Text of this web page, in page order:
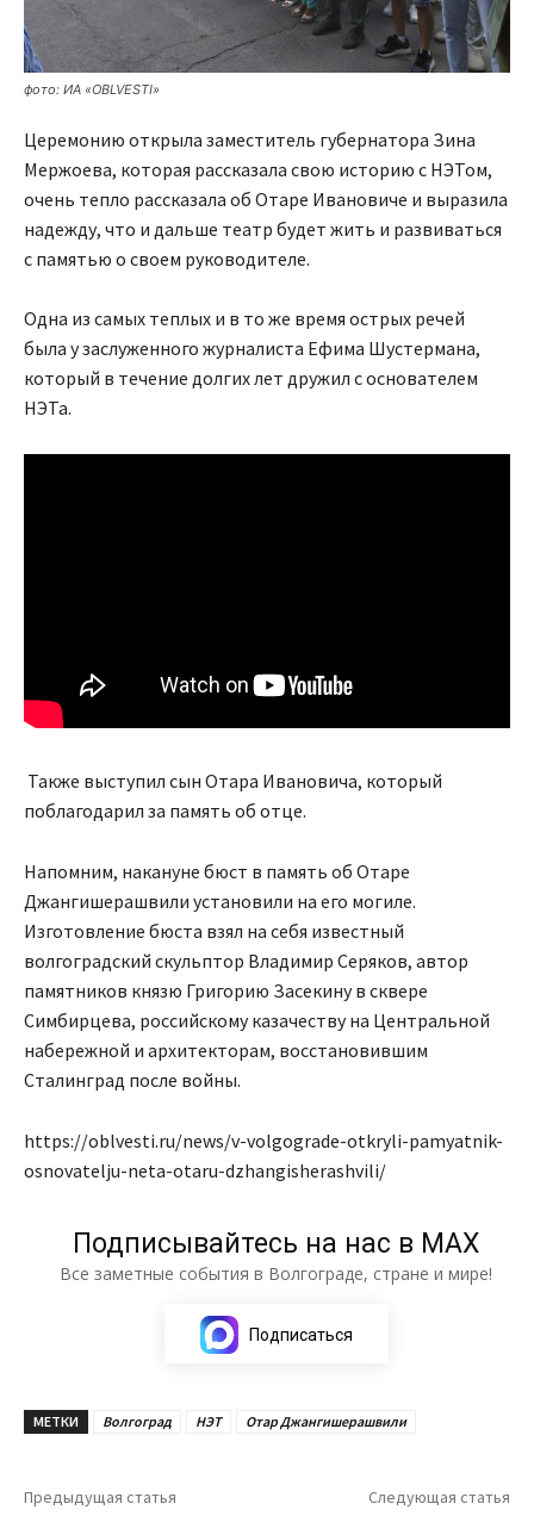
фото: ИА «OBLVESTI»
Церемонию открыла заместитель губернатора Зина
Мержоева, которая рассказала свою историю с НЭТом,
очень тепло рассказала об Отаре Ивановиче и выразила
надежду, что и дальше театр будет жить и развиваться
с памятью о своем руководителе.
Одна из самых теплых и в то же время острых речей
была у заслуженного журналиста Ефима Шустермана,
который в течение долгих лет дружил с основателем
НЭТа.
Также выступил сын Отара Ивановича, который
поблагодарил за память об отце.
Напомним, накануне бюст в память об Отаре
Джангишерашвили установили на его могиле.
Изготовление бюста взял на себя известный
волгоградский скульптор Владимир Серяков, автор
памятников князю Григорию Засекину в сквере
Симбирцева, российскому казачеству на Центральной
набережной и архитекторам, восстановившим
Сталинград после войны.
https://oblvesti.ru/news/v-volgograde-otkryli-pamyatnik-
osnovatelju-neta-otaru-dzhangisherashvili/
Подписывайтесь на нас в МАХ
Все заметные события в Волгограде, стране и мире!
Подписаться
МЕТКИ Волгоград НЭТ Отар Джангишерашвили
Предыдущая статья Следующая статья